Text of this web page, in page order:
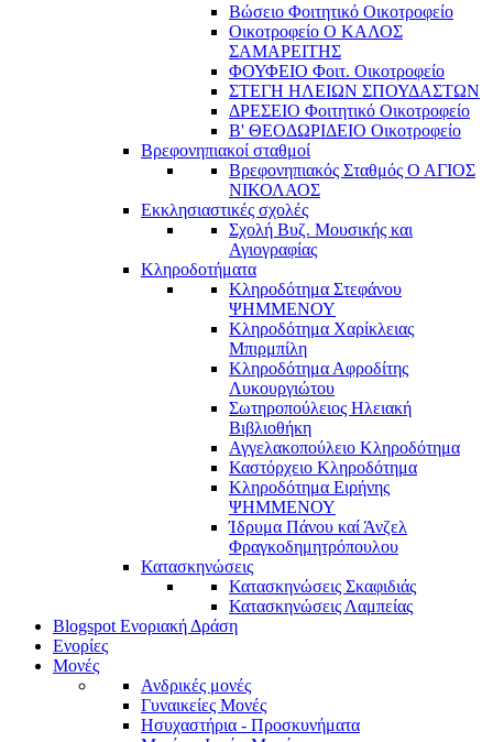
Βώσειο Φοιτητικό Οικοτροφείο
Οικοτροφείο Ο ΚΑΛΟΣ
ΣΑΜΑΡΕΙΤΗΣ
ΦΟΥΦΕΙΟ Φοιτ. Οικοτροφείο
ΣΤΕΓΗ ΗΛΕΙΩΝ ΣΠΟΥΔΑΣΤΩΝ
ΔΡΕΣΕΙΟ Φοιτητικό Οικοτροφείο
Β' ΘΕΟΔΩΡΙΔΕΙΟ Οικοτροφείο
Βρεφονηπιακοί σταθμοί
Βρεφονηπιακός Σταθμός Ο ΑΓΙΟΣ
ΝΙΚΟΛΑΟΣ
Εκκλησιαστικές σχολές
Σχολή Βυζ. Μουσικής και
Αγιογραφίας
Κληροδοτήματα
Κληροδότημα Στεφάνου
ΨΗΜΜΕΝΟΥ
Κληροδότημα Χαρίκλειας
Μπιρμπίλη
Κληροδότημα Αφροδίτης
Λυκουργιώτου
Σωτηροπούλειος Ηλειακή
Βιβλιοθήκη
Αγγελακοπούλειο Κληροδότημα
Καστόρχειο Κληροδότημα
Κληροδότημα Ειρήνης
ΨΗΜΜΕΝΟΥ
Ίδρυμα Πάνου καί Άνζελ
Φραγκοδημητρόπουλου
Κατασκηνώσεις
Κατασκηνώσεις Σκαφιδιάς
Κατασκηνώσεις Λαμπείας
Blogspot Ενοριακή Δράση
Ενορίες
Μονές
Ανδρικές μονές
Γυναικείες Μονές
Ησυχαστήρια - Προσκυνήματα